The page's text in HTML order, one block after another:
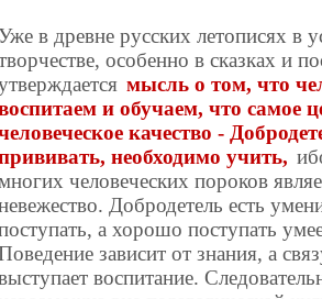
в древне русских летописях в
особенно в сказках и
мысль о том, что
и обучаем, что самое
качество -
необходимо учить,
человеческих пороков
Добродетель есть
а хорошо поступать
зависит от знания, а
воспитание.